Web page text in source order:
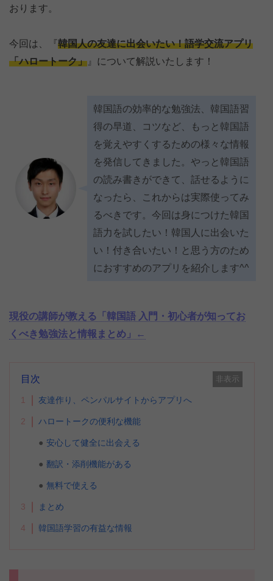
おります。
今回は、『韓国人の友達に出会いたい！語学交流アプリ
「ハロートーク」 』について解説いたします！
韓国語の効率的な勉強法、韓国語習
得の早道、コツなど、もっと韓国語
を覚えやすくするための様々な情報
を発信してきました。やっと韓国語
の読み書きができて、話せるように
なったら、これからは実際使ってみ
るべきです。今回は身につけた韓国
語力を試したい！韓国人に出会いた
い！付き合いたい！と思う方のため
におすすめのアプリを紹介します^^
現役の講師が教える「韓国語 入門・初心者が知ってお
くべき勉強法と情報まとめ」←
目次 非表示
1 友達作り、ペンパルサイトからアプリへ
2 ハロートークの便利な機能
安心して健全に出会える
翻訳・添削機能がある
無料で使える
3 まとめ
4 韓国語学習の有益な情報